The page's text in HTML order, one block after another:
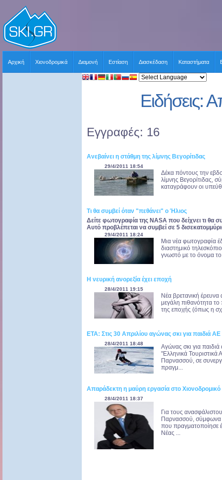
Αρχική Χιονοδρομικά Διαμονή Εστίαση Διασκέδαση Καταστήματα
Ειδήσεις:
Εγγραφές: 16
Ανεβαίνει η στάθμη της λίμνης Βεγορίτιδας
29/4/2011 18:54
Δέκα πόντους την
λίμνης Βεγορίτιδας,
καταγράφουν οι
Τι θα συμβεί όταν "πεθάνει" ο Ήλιος
Δείτε φωτογραφία της NASA που δείχνει τι θα
Αυτό προβλέπεται να συμβεί σε 5
29/4/2011 18:24
Μια νέα φωτογραφία
διαστημικό
γνωστό με το όνομα το
Η νευρική ανορεξία έχει εποχή
28/4/2011 19:15
Νέα βρετανική έρευνα
μεγάλη πιθανότητα το
της εποχής (όπως η
ΕΤΑ: Στις 30 Απριλίου αγώνας σκι για παιδιά
28/4/2011 18:48
Αγώνας σκι για
"Ελληνικά Τουριστικά
Παρνασσού, σε
πραγμ...
Απαράδεκτη η μαύρη εργασία στο
28/4/2011 18:37
Για τους
Παρνασσού, σύμφωνα
που πραγματοποίησε
Νέας ...